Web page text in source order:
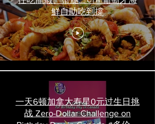
鮮自助吃到撐
一天6顿加拿大寿星0元过生日挑
战 Zero-Dollar Challenge on